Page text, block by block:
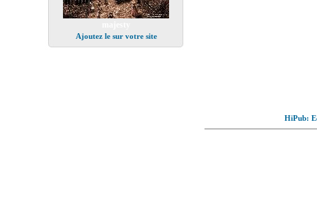
Ajoutez le sur votre site
HiPub: